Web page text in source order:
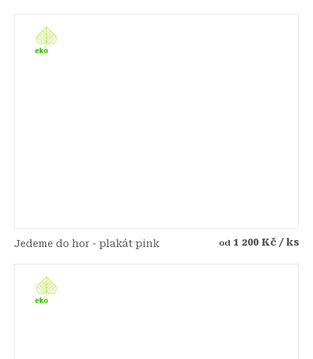
Jedeme do hor - plakát pink od 1 200 Kč / ks